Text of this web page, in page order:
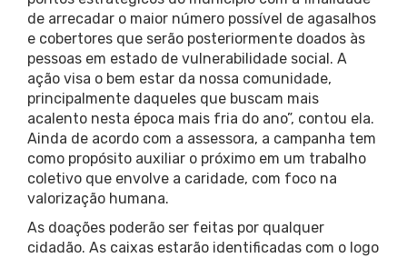
de arrecadar o maior número possível de agasalhos
e cobertores que serão posteriormente doados às
pessoas em estado de vulnerabilidade social. A
ação visa o bem estar da nossa comunidade,
principalmente daqueles que buscam mais
acalento nesta época mais fria do ano”, contou ela.
Ainda de acordo com a assessora, a campanha tem
como propósito auxiliar o próximo em um trabalho
coletivo que envolve a caridade, com foco na
valorização humana.
As doações poderão ser feitas por qualquer
cidadão. As caixas estarão identificadas com o logo